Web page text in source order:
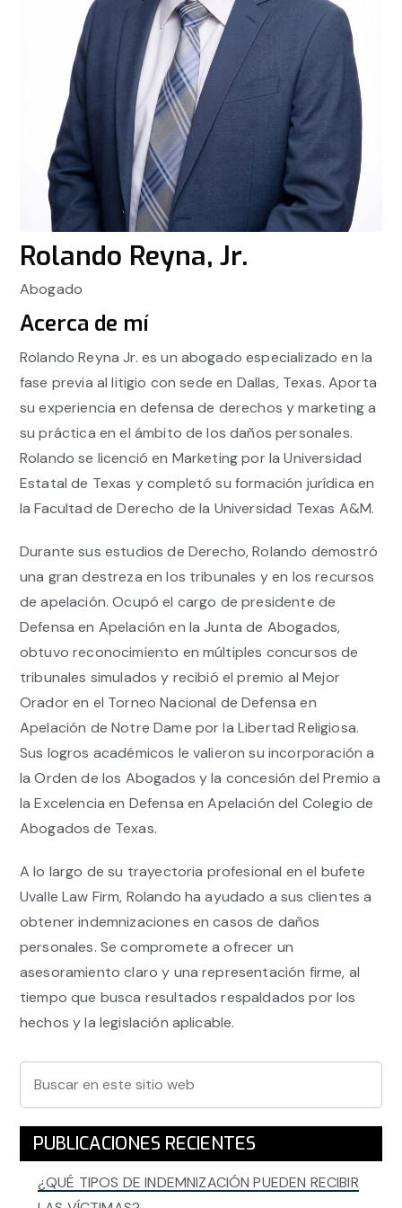
Rolando Reyna, Jr.
Abogado
Acerca de mí
Rolando Reyna Jr. es un abogado especializado en la
fase previa al litigio con sede en Dallas, Texas. Aporta
su experiencia en defensa de derechos y marketing a
su práctica en el ámbito de los daños personales.
Rolando se licenció en Marketing por la Universidad
Estatal de Texas y completó su formación jurídica en
la Facultad de Derecho de la Universidad Texas A&M.
Durante sus estudios de Derecho, Rolando demostró
una gran destreza en los tribunales y en los recursos
de apelación. Ocupó el cargo de presidente de
Defensa en Apelación en la Junta de Abogados,
obtuvo reconocimiento en múltiples concursos de
tribunales simulados y recibió el premio al Mejor
Orador en el Torneo Nacional de Defensa en
Apelación de Notre Dame por la Libertad Religiosa.
Sus logros académicos le valieron su incorporación a
la Orden de los Abogados y la concesión del Premio a
la Excelencia en Defensa en Apelación del Colegio de
Abogados de Texas.
A lo largo de su trayectoria profesional en el bufete
Uvalle Law Firm, Rolando ha ayudado a sus clientes a
obtener indemnizaciones en casos de daños
personales. Se compromete a ofrecer un
asesoramiento claro y una representación firme, al
tiempo que busca resultados respaldados por los
hechos y la legislación aplicable.
Barra
lateral
principal
este
sitio
PUBLICACIONES RECIENTES
¿QUÉ TIPOS DE INDEMNIZACIÓN PUEDEN RECIBIR